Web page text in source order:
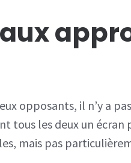
opposants, il n’y a
tous les deux un
mais pas